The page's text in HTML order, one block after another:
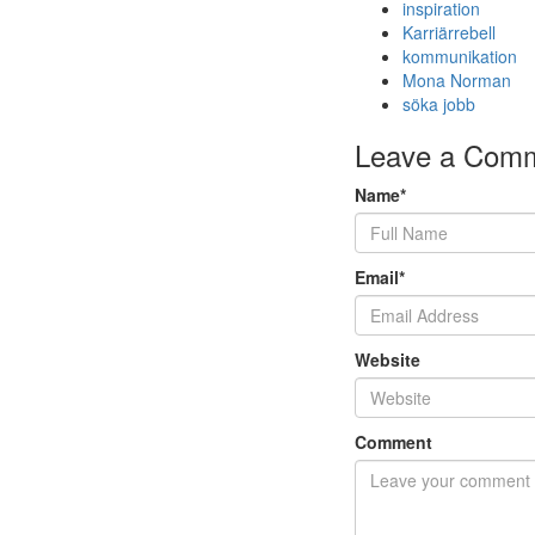
inspiration
Karriärrebell
kommunikation
Mona Norman
söka jobb
Leave a
Name*
Email*
Website
Comment